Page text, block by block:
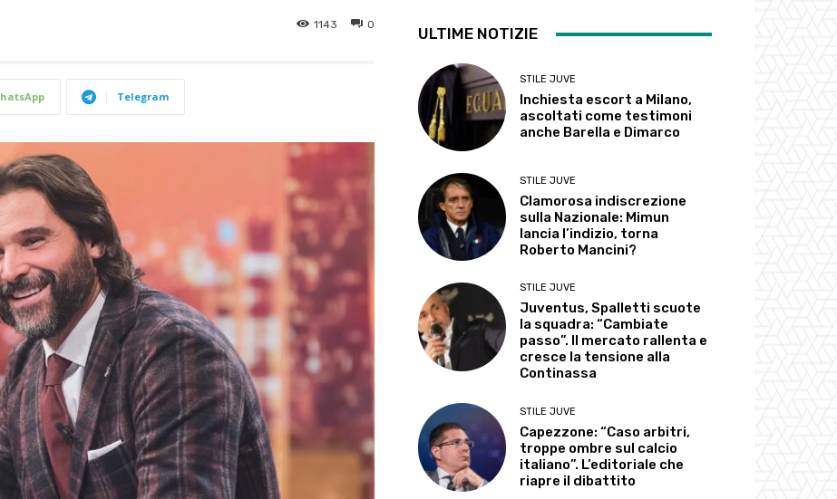
0
1143
Telegram
ULTIME NOTIZIE
STILE JUVE
Inchiesta escort a Milano,
ascoltati come testimoni
anche Barella e Dimarco
STILE JUVE
Clamorosa indiscrezione
sulla Nazionale: Mimun
lancia l’indizio, torna
Roberto Mancini?
STILE JUVE
Juventus, Spalletti scuote
la squadra: “Cambiate
passo”. Il mercato rallenta e
cresce la tensione alla
Continassa
STILE JUVE
Capezzone: “Caso arbitri,
troppe ombre sul calcio
italiano”. L’editoriale che
riapre il dibattito